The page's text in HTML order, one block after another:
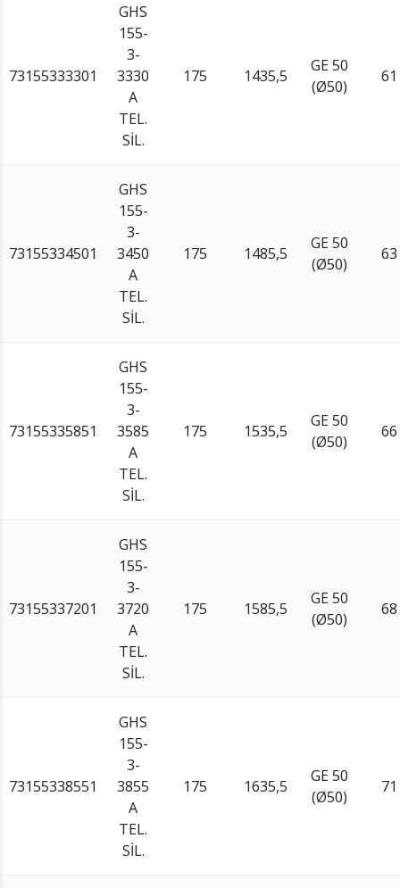
73155333301
GHS
155-
3-
3330
A
TEL.
SİL.
175 1435,5
GE 50
(Ø50)
61
73155334501
GHS
155-
3-
3450
A
TEL.
SİL.
175 1485,5
GE 50
(Ø50)
63
73155335851
GHS
155-
3-
3585
A
TEL.
SİL.
175 1535,5
GE 50
(Ø50)
66
73155337201
GHS
155-
3-
3720
A
TEL.
SİL.
175 1585,5
GE 50
(Ø50)
68
73155338551
GHS
155-
3-
3855
A
TEL.
SİL.
175 1635,5
GE 50
(Ø50)
71